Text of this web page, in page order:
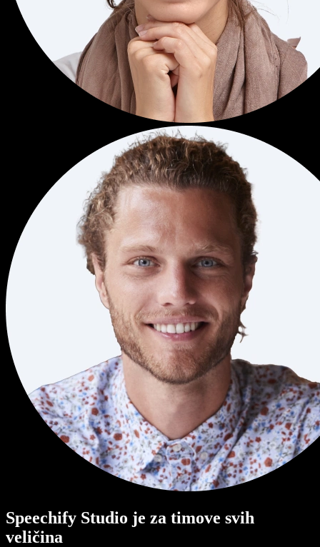
Speechify Studio je za timove svih
veličina